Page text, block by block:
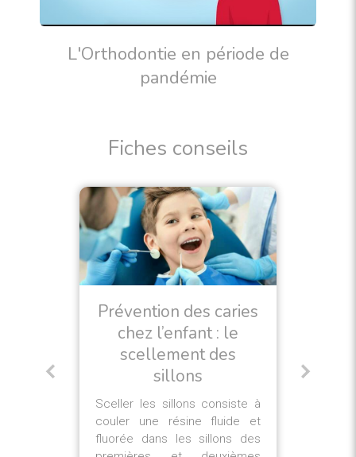
L'Orthodontie en période de
pandémie
Fiches conseils
Prévention des caries
chez l’enfant : le
scellement des
sillons
Sceller les sillons consiste à
couler une résine fluide et
fluorée dans les sillons des